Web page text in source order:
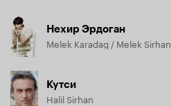
Нехир Эрдоган
Melek Karadag / Melek Sirhan
Кутси
Halil Sirhan